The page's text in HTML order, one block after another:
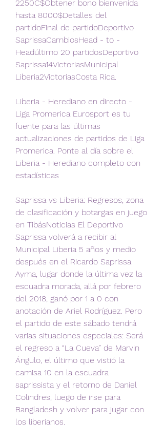
2250C$Obtener bono bienvenida
hasta 8000$Detalles del
partidoFinal de partidoDeportivo
SaprissaCambiosHead - to -
Headúltimo 20 partidosDeportivo
Saprissa14VictoriasMunicipal
Liberia2VictoriasCosta Rica.
Liberia - Herediano en directo -
Liga Promerica Eurosport es tu
fuente para las últimas
actualizaciones de partidos de Liga
Promerica. Ponte al día sobre el
Liberia - Herediano completo con
estadísticas
Saprissa vs Liberia: Regresos, zona
de clasificación y botargas en juego
en TibásNoticias El Deportivo
Saprissa volverá a recibir al
Municipal Liberia 5 años y medio
después en el Ricardo Saprissa
Ayma, lugar donde la última vez la
escuadra morada, allá por febrero
del 2018, ganó por 1 a 0 con
anotación de Ariel Rodríguez. Pero
el partido de este sábado tendrá
varias situaciones especiales: Será
el regreso a “La Cueva” de Marvin
Ángulo, el último que vistió la
camisa 10 en la escuadra
saprissista y el retorno de Daniel
Colindres, luego de irse para
Bangladesh y volver para jugar con
los liberianos.